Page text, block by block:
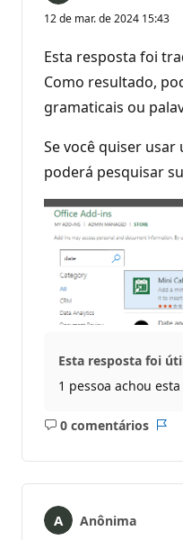
12 de mar. de 2024 15:43
Esta resposta foi
Como resultado,
gramaticais ou
Se você quiser
poderá pesquisar
Esta resposta foi
1 pessoa achou
0 comentários
Sem
Anônima